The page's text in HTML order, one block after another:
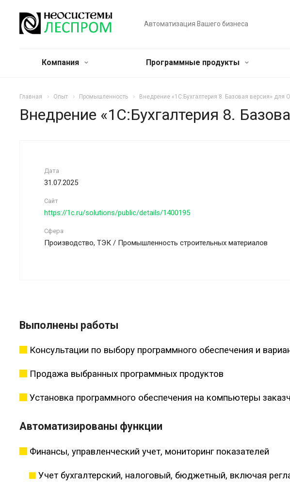
Автоматизация Вашего бизнеса
Компания Программные продукты
Главная Опыт Промышленность Внедрение «1С:Бухгалтерия 8. Базовая версия» для
Внедрение «1С:Бухгалтерия 8.
Дата
31.07.2025
Сайт
https://1c.ru/solutions/public/details/1400195
Сфера
Производство, ТЭК / Промышленность строительных материалов
Выполнены работы
Консультации по выбору программного обеспечения и
Продажа выбранных программных продуктов
Установка программного обеспечения на компьютеры
Автоматизированы функции
Финансы, управленческий учет, мониторинг показателей
Учет бухгалтерский, налоговый, бюджетный, включая